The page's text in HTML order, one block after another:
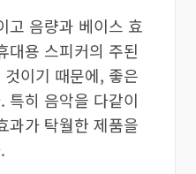
고 음량과 베이스 효
대용 스피커의 주된
이기 때문에, 좋은
특히 음악을 다같이
과가 탁월한 제품을